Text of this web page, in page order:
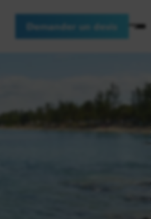
Demander un devis